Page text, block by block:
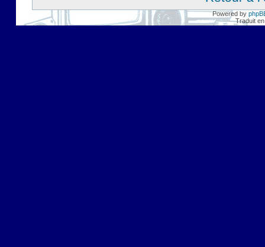
Powered by
Traduit